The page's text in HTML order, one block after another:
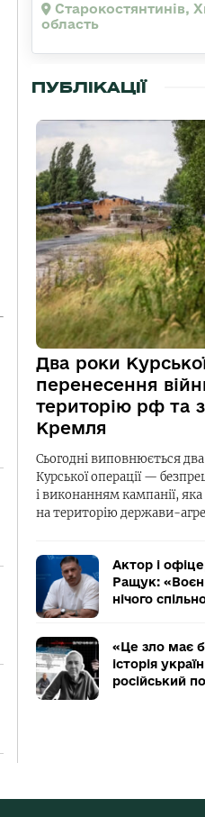
Старокостянтинів,
область
ПУБЛІКАЦІЇ
Два роки
перенесення
територію рф та
Кремля
Сьогодні виповнюється
Курської операції —
і виконанням кампанії, яка
на територію держави-
Актор і
Ращук:
нічого
«Це зло має
історія
російський